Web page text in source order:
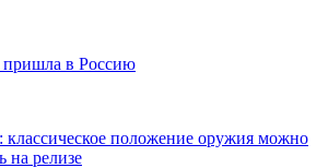
пришла в Россию
классическое положение оружия можно
на релизе